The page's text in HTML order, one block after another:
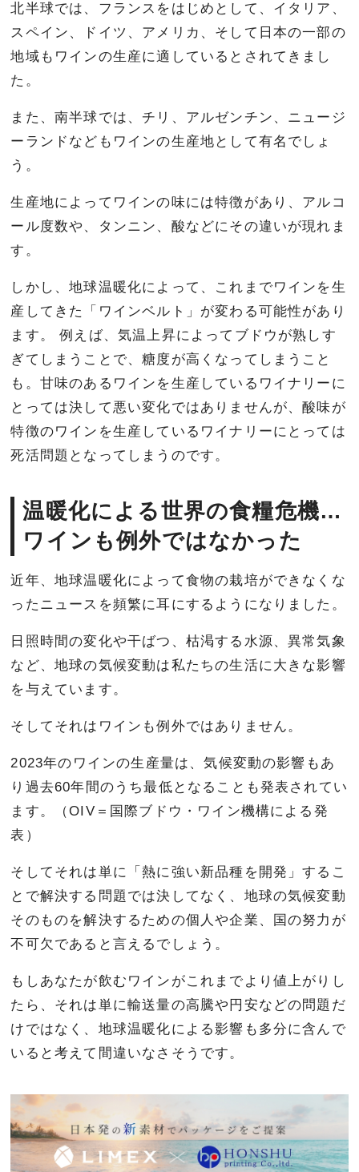
北半球では、フランスをはじめとして、イタリア、
スペイン、ドイツ、アメリカ、そして日本の一部の
地域もワインの生産に適しているとされてきまし
た。
また、南半球では、チリ、アルゼンチン、ニュージ
ーランドなどもワインの生産地として有名でしょ
う。
生産地によってワインの味には特徴があり、アルコ
ール度数や、タンニン、酸などにその違いが現れま
す。
しかし、地球温暖化によって、これまでワインを生
産してきた「ワインベルト」が変わる可能性があり
ます。 例えば、気温上昇によってブドウが熟しす
ぎてしまうことで、糖度が高くなってしまうこと
も。甘味のあるワインを生産しているワイナリーに
とっては決して悪い変化ではありませんが、酸味が
特徴のワインを生産しているワイナリーにとっては
死活問題となってしまうのです。
温暖化による世界の食糧危機…
ワインも例外ではなかった
近年、地球温暖化によって食物の栽培ができなくな
ったニュースを頻繁に耳にするようになりました。
日照時間の変化や干ばつ、枯渇する水源、異常気象
など、地球の気候変動は私たちの生活に大きな影響
を与えています。
そしてそれはワインも例外ではありません。
2023年のワインの生産量は、気候変動の影響もあ
り過去60年間のうち最低となることも発表されてい
ます。（OIV＝国際ブドウ・ワイン機構による発
表）
そしてそれは単に「熱に強い新品種を開発」するこ
とで解決する問題では決してなく、地球の気候変動
そのものを解決するための個人や企業、国の努力が
不可欠であると言えるでしょう。
もしあなたが飲むワインがこれまでより値上がりし
たら、それは単に輸送量の高騰や円安などの問題だ
けではなく、地球温暖化による影響も多分に含んで
いると考えて間違いなさそうです。